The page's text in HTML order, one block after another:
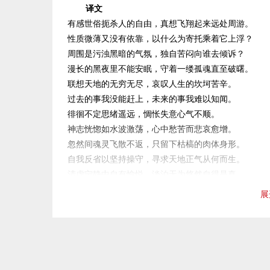
游导师，便是王子乔。定了信念，请教仙人，远游便确
第六段是仙人王子乔的话。诗人把仙人的话，
己对远游的体会：既然现世已无有道贤君，那么，上
言、立功，立德是最重要的。既然在人间不能再立德
做一个有道德的人这一点上，可见诗人仍未忘情于世
第七段写诗人远游的第一站：上天宫参观。上
宫之门，游览清都等天帝的宫殿。古时说天帝宫殿在
灵深处，仍然有一个天帝，那是人间君王在天界的投影
人间的君王。
第八段，写诗人远游的第二站：游览天上的东
之后，诗人有点飘飘然了，享受到得道成仙的乐趣。
译文
有感世俗扼杀人的自由，真想飞翔起来远处周游。
性质微薄又没有依靠，以什么为寄托乘着它上浮？
周围是污浊黑暗的气氛，独自苦闷向谁去倾诉？
漫长的黑夜里不能安眠，守着一缕孤魂直至破曙。
联想天地的无穷无尽，哀叹人生的坎坷苦辛。
过去的事我没能赶上，未来的事我难以知闻。
徘徊不定思绪遥远，惆怅失意心气不顺。
神志恍惚如水波激荡，心中愁苦而悲哀愈增。
忽然间魂灵飞散不返，只留下枯槁的肉体身形。
自我反省以坚持操守，寻求天地正气从何而生。